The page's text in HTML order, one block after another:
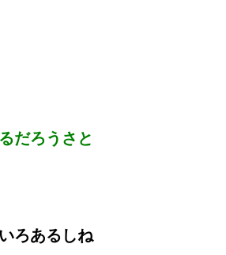
だろうさと
ろあるしね